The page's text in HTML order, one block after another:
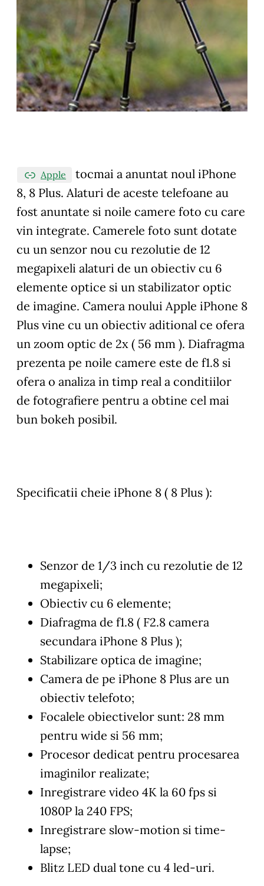
Apple
tocmai a anuntat noul iPhone
8, 8 Plus. Alaturi de aceste telefoane au
fost anuntate si noile camere foto cu care
vin integrate. Camerele foto sunt dotate
cu un senzor nou cu rezolutie de 12
megapixeli alaturi de un obiectiv cu 6
elemente optice si un stabilizator optic
de imagine. Camera noului Apple iPhone 8
Plus vine cu un obiectiv aditional ce ofera
un zoom optic de 2x ( 56 mm ). Diafragma
prezenta pe noile camere este de f1.8 si
ofera o analiza in timp real a conditiilor
de fotografiere pentru a obtine cel mai
bun bokeh posibil.
Specificatii cheie iPhone 8 ( 8 Plus ):
Senzor de 1/3 inch cu rezolutie de 12
megapixeli;
Obiectiv cu 6 elemente;
Diafragma de f1.8 ( F2.8 camera
secundara iPhone 8 Plus );
Stabilizare optica de imagine;
Camera de pe iPhone 8 Plus are un
obiectiv telefoto;
Focalele obiectivelor sunt: 28 mm
pentru wide si 56 mm;
Procesor dedicat pentru procesarea
imaginilor realizate;
Inregistrare video 4K la 60 fps si
1080P la 240 FPS;
Inregistrare slow-motion si time-
lapse;
Blitz LED dual tone cu 4 led-uri.